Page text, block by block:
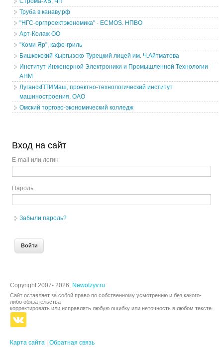
Труба в канаву.рф
"НГС-оргпроектэкономика" - ECMOS. НПВО
Арт-Колаж ОО
"Коми Яр", кафе-гриль
Бишкекский Кыргызско-Турецкий лицей им. Ч.Айтматова
Институт Инженерной Электроники и Промышленной Технологии
АНМ
ЛуганскПТИМаш, проектно-технологический институт
машиностроения, ОАО
Омский торгово-экономический колледж
Вход на сайт
E-mail или логин
Пароль
Забыли пароль?
Карта сайта Обратная связь
Copyright 2007- 2026, Newotzyv.ru
Сайт оставляет за собой право по собственному усмотрению и без какого-
либо обязательства
корректировать или исправлять любую ошибку или неточность в любом тексте.